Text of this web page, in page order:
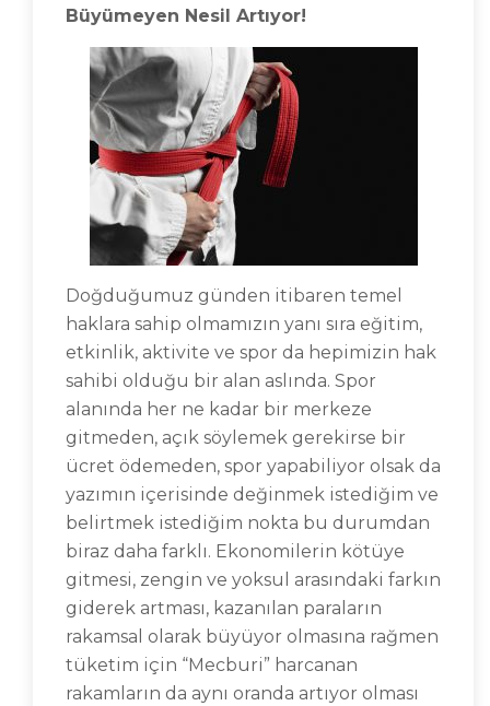
Büyümeyen Nesil Artıyor!
Doğduğumuz günden itibaren temel
haklara sahip olmamızın yanı sıra eğitim,
etkinlik, aktivite ve spor da hepimizin hak
sahibi olduğu bir alan aslında. Spor
alanında her ne kadar bir merkeze
gitmeden, açık söylemek gerekirse bir
ücret ödemeden, spor yapabiliyor olsak da
yazımın içerisinde değinmek istediğim ve
belirtmek istediğim nokta bu durumdan
biraz daha farklı. Ekonomilerin kötüye
gitmesi, zengin ve yoksul arasındaki farkın
giderek artması, kazanılan paraların
rakamsal olarak büyüyor olmasına rağmen
tüketim için “Mecburi” harcanan
rakamların da aynı oranda artıyor olması